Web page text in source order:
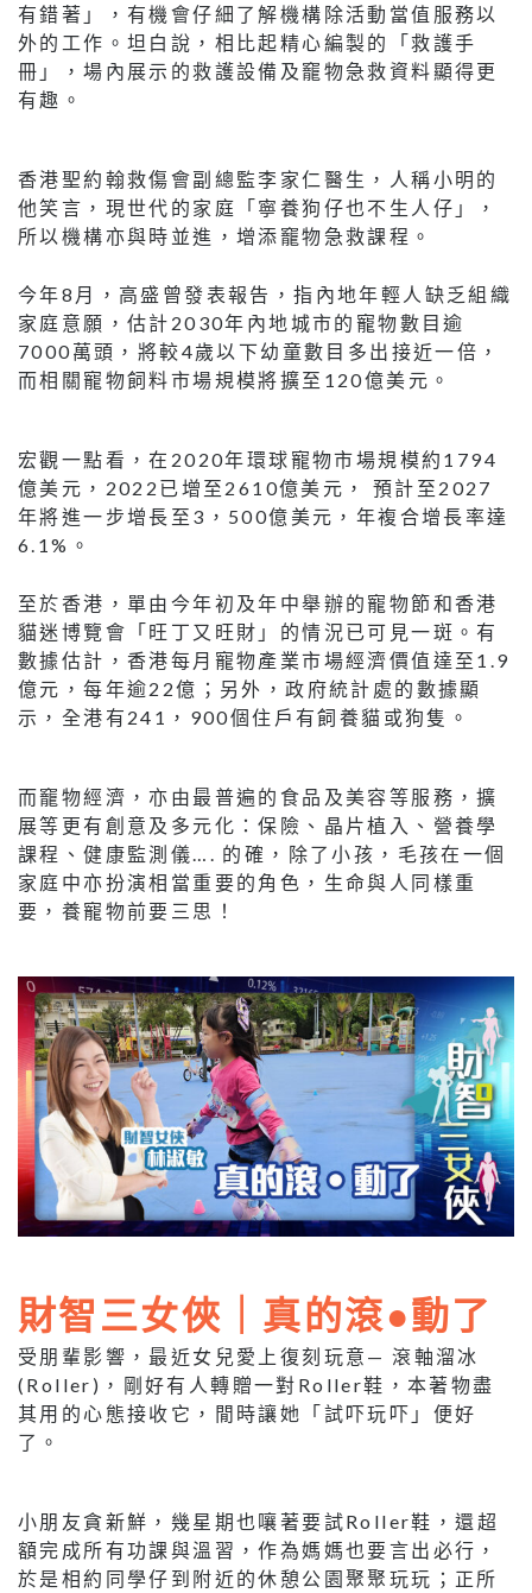
有錯著」，有機會仔細了解機構除活動當值服務以
外的工作。坦白說，相比起精心編製的「救護手
冊」，場內展示的救護設備及竉物急救資料顯得更
有趣。
香港聖約翰救傷會副總監李家仁醫生，人稱小明的
他笑言，現世代的家庭「寧養狗仔也不生人仔」，
所以機構亦與時並進，增添竉物急救課程。
今年8月，高盛曾發表報告，指內地年輕人缺乏組織
家庭意願，估計2030年內地城市的寵物數目逾
7000萬頭，將較4歲以下幼童數目多出接近一倍，
而相關寵物飼料市場規模將擴至120億美元。
宏觀一點看，在2020年環球寵物市場規模約1794
億美元，2022已增至2610億美元， 預計至2027
年將進一步增長至3，500億美元，年複合增長率達
6.1%。
至於香港，單由今年初及年中舉辦的寵物節和香港
貓迷博覽會「旺丁又旺財」的情況已可見一斑。有
數據估計，香港每月寵物產業市場經濟價值達至1.9
億元，每年逾22億；另外，政府統計處的數據顯
示，全港有241，900個住戶有飼養貓或狗隻。
而竉物經濟，亦由最普遍的食品及美容等服務，擴
展等更有創意及多元化：保險、晶片植入、營養學
課程、健康監測儀…. 的確，除了小孩，毛孩在一個
家庭中亦扮演相當重要的角色，生命與人同樣重
要，養寵物前要三思！
財智三女俠｜真的滾●動了
受朋輩影響，最近女兒愛上復刻玩意— 滾軸溜冰
(Roller)，剛好有人轉贈一對Roller鞋，本著物盡
其用的心態接收它，閒時讓她「試吓玩吓」便好
了。
小朋友貪新鮮，幾星期也嚷著要試Roller鞋，還超
額完成所有功課與溫習，作為媽媽也要言出必行，
於是相約同學仔到附近的休憩公園聚聚玩玩；正所